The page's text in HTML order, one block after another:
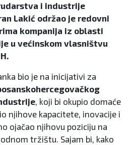
i industrije
Lakić održao je redovni
kompanija iz oblasti
u većinskom vlasništvu
bio je na inicijativi za
, koji bi okupio domaće
njihove kapacitete, inovacije i
ojačao njihovu poziciju na
tržištu. Sajam bi, kako